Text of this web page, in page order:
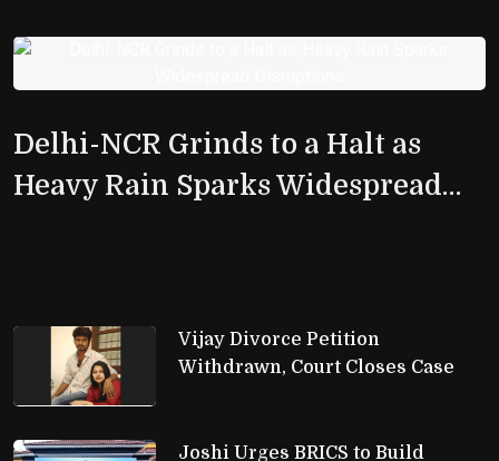
Delhi-NCR Grinds to a Halt as
Heavy Rain Sparks Widespread
Vijay Divorce Petition
Withdrawn, Court Closes Case
Joshi Urges BRICS to Build